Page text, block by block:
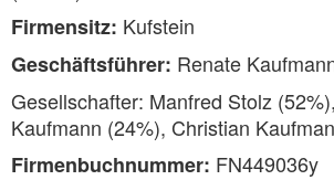
Firmensitz: Kufstein
Geschäftsführer: Renate
Gesellschafter: Manfred Stolz
Kaufmann (24%), Christian
Firmenbuchnummer: FN449036y